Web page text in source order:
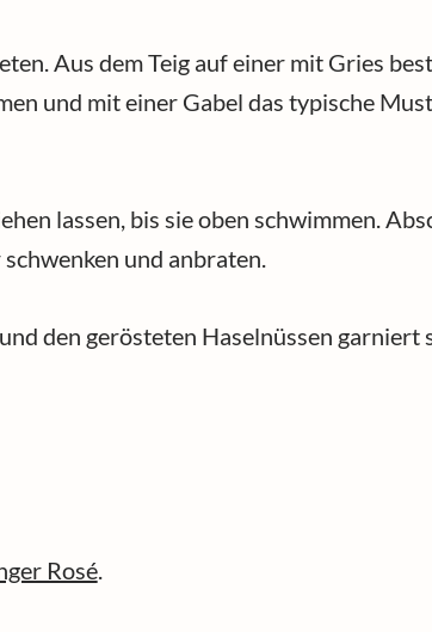
Aus dem Teig auf einer mit Gries
und mit einer Gabel das typische
lassen, bis sie oben schwimmen.
und anbraten.
den gerösteten Haselnüssen garniert
Rosé.